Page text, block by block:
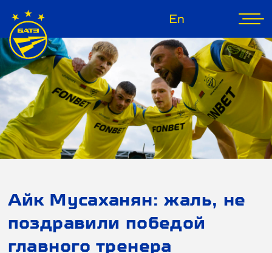
En
Айк Мусаханян: жаль, не
поздравили победой
главного тренера